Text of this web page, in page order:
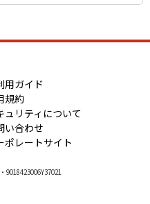
用ガイド
規約
ュリティについて
い合わせ
ポレートサイト
9018423006Y37021